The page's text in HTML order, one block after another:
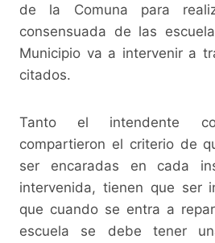
de la Comuna para
consensuada de las
Municipio va a intervenir a
citados.
Tanto el intendente
compartieron el criterio de
ser encaradas en cada
intervenida, tienen que ser
que cuando se entra a
escuela se debe tener